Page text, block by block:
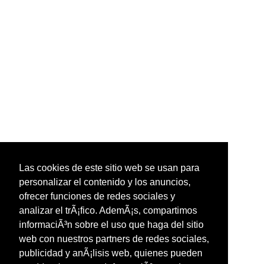
Las cookies de este sitio web se usan para
personalizar el contenido y los anuncios,
ofrecer funciones de redes sociales y
analizar el trÃ¡fico. AdemÃ¡s, compartimos
informaciÃ³n sobre el uso que haga del sitio
web con nuestros partners de redes sociales,
publicidad y anÃ¡lisis web, quienes pueden